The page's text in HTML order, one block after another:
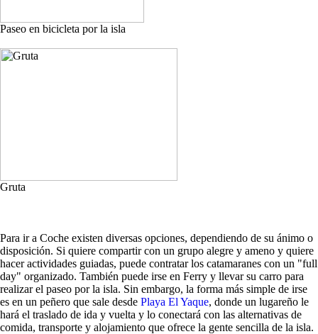
Paseo en bicicleta por la isla
Gruta
Para ir a Coche existen diversas opciones, dependiendo de su ánimo o
disposición. Si quiere compartir con un grupo alegre y ameno y quiere
hacer actividades guiadas, puede contratar los catamaranes con un "full
day" organizado. También puede irse en Ferry y llevar su carro para
realizar el paseo por la isla. Sin embargo, la forma más simple de irse
es en un peñero que sale desde Playa El Yaque, donde un lugareño le
hará el traslado de ida y vuelta y lo conectará con las alternativas de
comida, transporte y alojamiento que ofrece la gente sencilla de la isla.